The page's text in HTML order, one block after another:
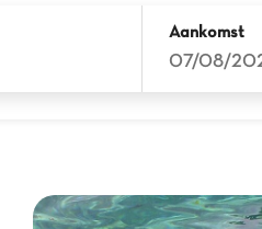
Aankomst
07/08/